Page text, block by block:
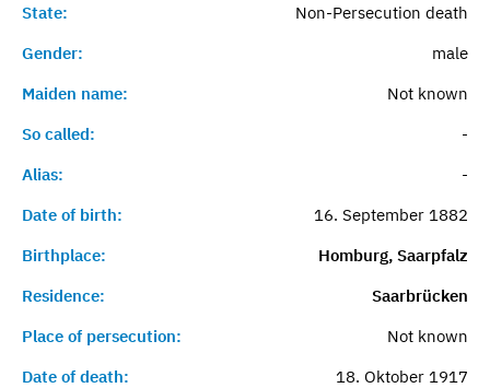
State:
Non-Persecution death
Gender:
male
Maiden name:
Not known
So called:
-
Alias:
-
Date of birth:
16. September 1882
Birthplace:
Homburg, Saarpfalz
Residence:
Saarbrücken
Place of persecution:
Not known
Date of death:
18. Oktober 1917